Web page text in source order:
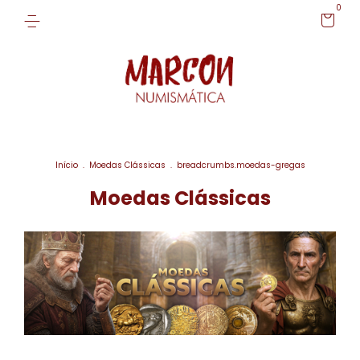
0
Início . Moedas Clássicas . breadcrumbs.moedas-gregas
Moedas Clássicas